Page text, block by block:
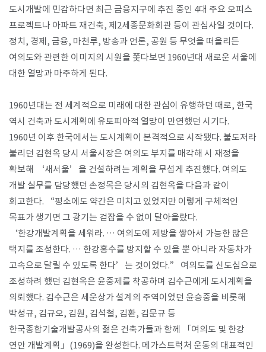
도시개발에 민감하다면 최근 금융지구에 추진 중인 4대 주요 오피스
프로젝트나 아파트 재건축, 제2세종문화회관 등이 관심사일 것이다.
정치, 경제, 금융, 마천루, 방송과 언론, 공원 등 무엇을 떠올리든
여의도와 관련한 이미지의 시원을 쫓다보면 1960년대 새로운 서울에
대한 열망과 마주하게 된다.
1960년대는 전 세계적으로 미래에 대한 관심이 유행하던 때로, 한국
역시 건축과 도시계획에 유토피아적 열망이 만연했던 시기다.
1960년 이후 한국에서는 도시계획이 본격적으로 시작됐다. 불도저라
불리던 김현옥 당시 서울시장은 여의도 부지를 매각해 시 재정을
확보해 ‘새서울’을 건설하려는 계획을 무섭게 추진했다. 여의도
개발 실무를 담당했던 손정목은 당시의 김현옥을 다음과 같이
회고한다. “평소에도 약간은 미치고 있었지만 이렇게 구체적인
목표가 생기면 그 광기는 걷잡을 수 없이 달아올랐다.
‘한강개발계획을 세워라. … 여의도에 제방을 쌓아서 가능한 많은
택지를 조성한다. … 한강홍수를 방지할 수 있을 뿐 아니라 자동차가
고속으로 달릴 수 있도록 한다’는 것이었다.” 여의도를 신도심으로
조성하려 했던 김현옥은 윤중제를 착공하며 김수근에게 도시계획을
의뢰했다. 김수근은 세운상가 설계의 주역이었던 윤승중을 비롯해
박성규, 김규오, 김원, 김석철, 김환, 김문규 등
한국종합기술개발공사의 젊은 건축가들과 함께 「여의도 및 한강
연안 개발계획」(1969)을 완성한다. 메가스트럭처 운동의 대표적인